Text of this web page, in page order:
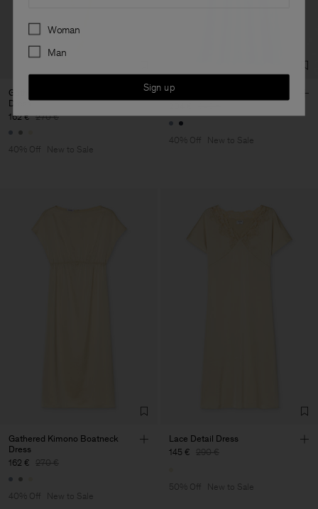
Gathered Kimono Boatneck
Dress
162 € 270 €
40% Off New to Sale
Fluid Raglan Dress
40% Off New to Sale
Gathered Kimono Boatneck
Dress
162 € 270 €
40% Off New to Sale
Lace Detail Dress
145 € 290 €
50% Off New to Sale
Preferences
Woman
Man
Sign up